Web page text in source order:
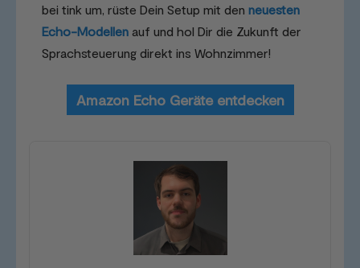
bei tink um, rüste Dein Setup mit den neuesten
Echo-Modellen auf und hol Dir die Zukunft der
Sprachsteuerung direkt ins Wohnzimmer!
Amazon Echo Geräte entdecken